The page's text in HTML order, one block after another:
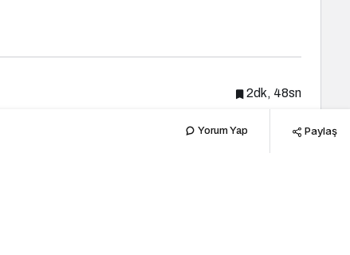
2dk, 48sn
Yorum Yap Paylaş